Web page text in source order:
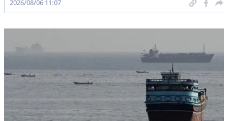
2026/08/06 11:07